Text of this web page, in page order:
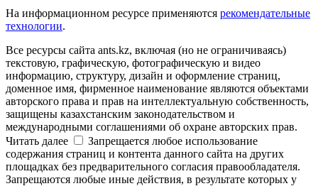
На информационном ресурсе применяются рекомендательные
технологии.
Все ресурсы сайта ants.kz, включая (но не ограничиваясь)
текстовую, графическую, фотографическую и видео
информацию, структуру, дизайн и оформление страниц,
доменное имя, фирменное наименование являются объектами
авторского права и прав на интеллектуальную собственность,
защищены казахстанским законодательством и
международными соглашениями об охране авторских прав.
Читать далее
Запрещается любое использование
содержания страниц и контента данного сайта на других
площадках без предварительного согласия правообладателя.
Запрещаются любые иные действия, в результате которых у